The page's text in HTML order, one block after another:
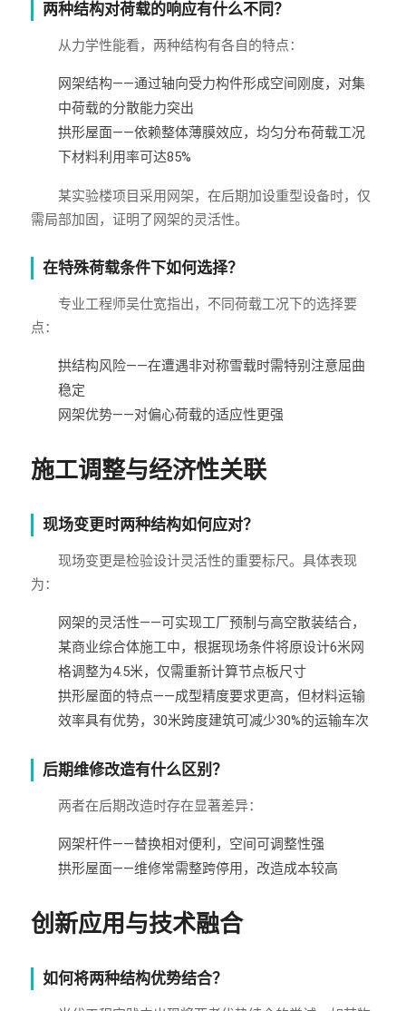
两种结构对荷载的响应有什么不同？
从力学性能看，两种结构有各自的特点：
网架结构——通过轴向受力构件形成空间刚度，对集
中荷载的分散能力突出
拱形屋面——依赖整体薄膜效应，均匀分布荷载工况
下材料利用率可达85%
某实验楼项目采用网架，在后期加设重型设备时，仅
需局部加固，证明了网架的灵活性。
在特殊荷载条件下如何选择？
专业工程师吴仕宽指出，不同荷载工况下的选择要
点：
拱结构风险——在遭遇非对称雪载时需特别注意屈曲
稳定
网架优势——对偏心荷载的适应性更强
施工调整与经济性关联
现场变更时两种结构如何应对？
现场变更是检验设计灵活性的重要标尺。具体表现
为：
网架的灵活性——可实现工厂预制与高空散装结合，
某商业综合体施工中，根据现场条件将原设计6米网
格调整为4.5米，仅需重新计算节点板尺寸
拱形屋面的特点——成型精度要求更高，但材料运输
效率具有优势，30米跨度建筑可减少30%的运输车次
后期维修改造有什么区别？
两者在后期改造时存在显著差异：
网架杆件——替换相对便利，空间可调整性强
拱形屋面——维修常需整跨停用，改造成本较高
创新应用与技术融合
如何将两种结构优势结合？